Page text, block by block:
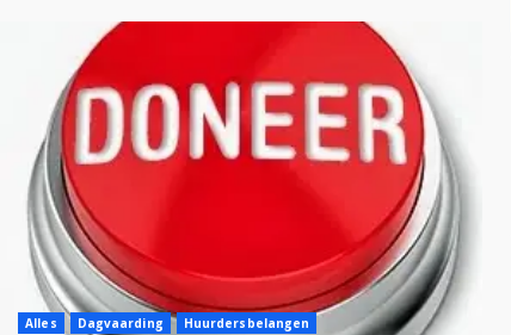
Alles Dagvaarding
Huurdersbelangen